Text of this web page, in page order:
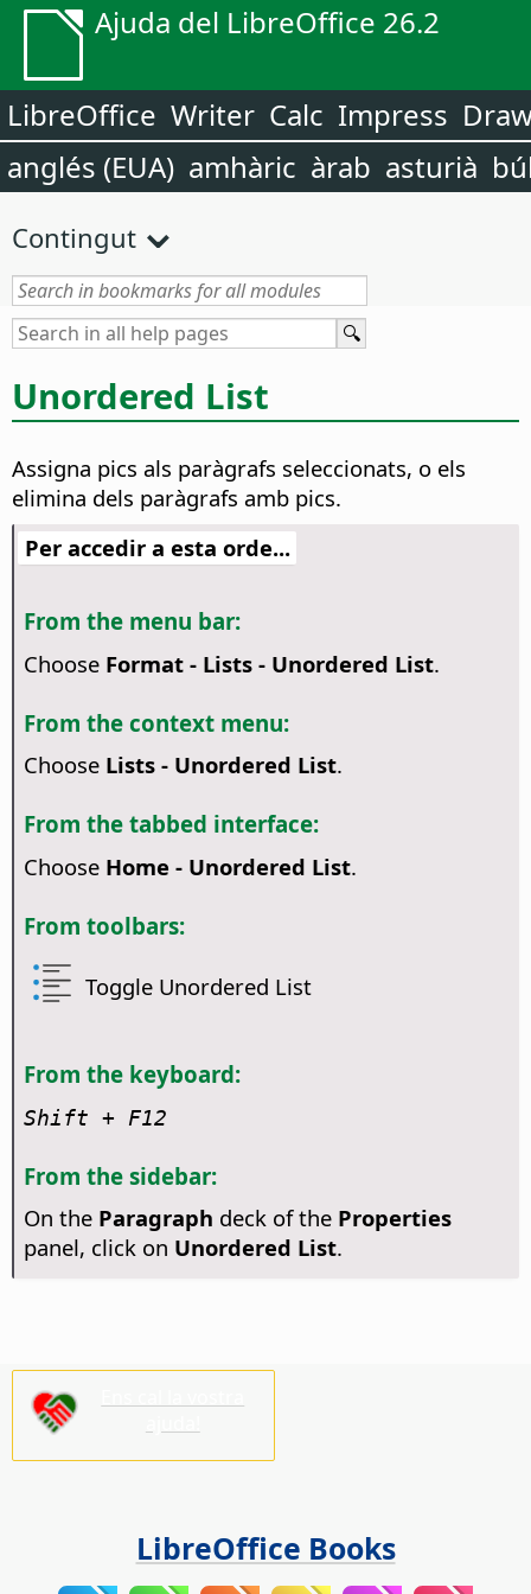
Ajuda del LibreOffice 26.2
LibreOffice Writer Calc Impress
anglés (EUA) amhàric àrab asturià
Contingut
Unordered List
Assigna pics als paràgrafs seleccionats, o els
elimina dels paràgrafs amb pics.
Per accedir a esta orde...
From the menu bar:
Choose Format - Lists - Unordered List.
From the context menu:
Choose Lists - Unordered List.
From the tabbed interface:
Choose Home - Unordered List.
From toolbars:
Toggle Unordered List
From the keyboard:
Shift + F12
From the sidebar:
On the Paragraph deck of the Properties
panel, click on Unordered List.
LibreOffice Books